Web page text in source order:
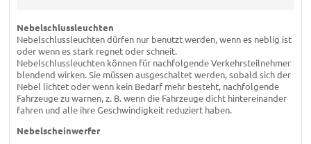
Nebelschlussleuchten
Nebelschlussleuchten dürfen nur benutzt werden, wenn es neblig ist
oder wenn es stark regnet oder schneit.
Nebelschlussleuchten können für nachfolgende Verkehrsteilnehmer
blendend wirken. Sie müssen ausgeschaltet werden, sobald sich der
Nebel lichtet oder wenn kein Bedarf mehr besteht, nachfolgende
Fahrzeuge zu warnen, z. B. wenn die Fahrzeuge dicht hintereinander
fahren und alle ihre Geschwindigkeit reduziert haben.
Nebelscheinwerfer